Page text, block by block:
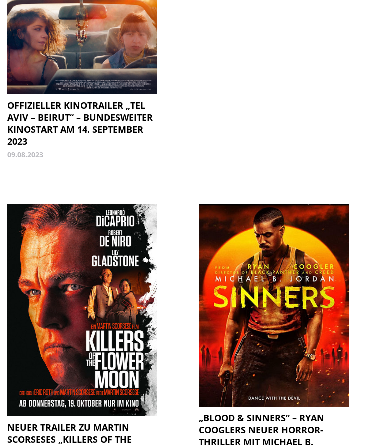
OFFIZIELLER KINOTRAILER „TEL
AVIV – BEIRUT“ – BUNDESWEITER
KINOSTART AM 14. SEPTEMBER
2023
09.08.2023
NEUER TRAILER ZU MARTIN
SCORSESES „KILLERS OF THE
„BLOOD & SINNERS“ – RYAN
COOGLERS NEUER HORROR-
THRILLER MIT MICHAEL B.